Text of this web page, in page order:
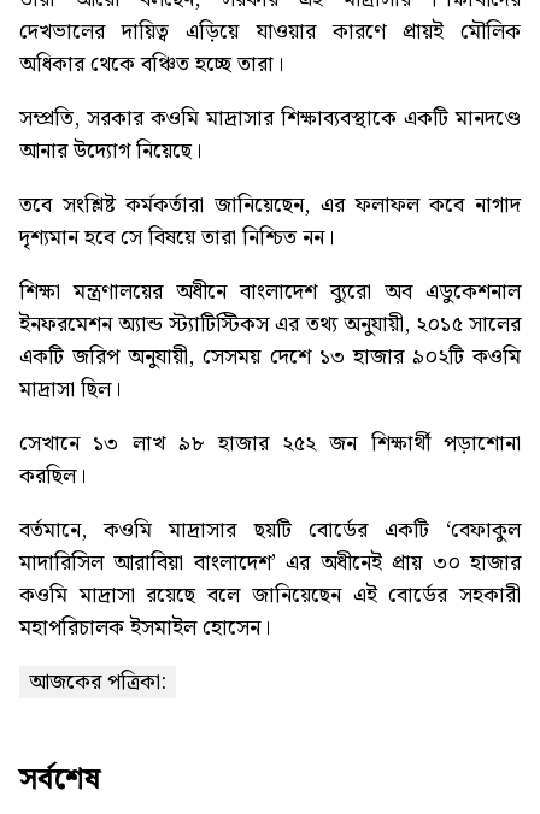
দেখভালের দায়িত্ব এড়িয়ে যাওয়ার কারণে প্রায়ই মৌলিক
অধিকার থেকে বঞ্চিত হচ্ছে তারা।
সম্প্রতি, সরকার কওমি মাদ্রাসার শিক্ষাব্যবস্থাকে একটি মানদণ্ডে
আনার উদ্যোগ নিয়েছে।
তবে সংশ্লিষ্ট কর্মকর্তারা জানিয়েছেন, এর ফলাফল কবে নাগাদ
দৃশ্যমান হবে সে বিষয়ে তারা নিশ্চিত নন।
শিক্ষা মন্ত্রণালয়ের অধীনে বাংলাদেশ ব্যুরো অব এডুকেশনাল
ইনফরমেশন অ্যান্ড স্ট্যাটিস্টিকস এর তথ্য অনুযায়ী, ২০১৫ সালের
একটি জরিপ অনুযায়ী, সেসময় দেশে ১৩ হাজার ৯০২টি কওমি
মাদ্রাসা ছিল।
সেখানে ১৩ লাখ ৯৮ হাজার ২৫২ জন শিক্ষার্থী পড়াশোনা
করছিল।
বর্তমানে, কওমি মাদ্রাসার ছয়টি বোর্ডের একটি ‘বেফাকুল
মাদারিসিল আরাবিয়া বাংলাদেশ’ এর অধীনেই প্রায় ৩০ হাজার
কওমি মাদ্রাসা রয়েছে বলে জানিয়েছেন এই বোর্ডের সহকারী
মহাপরিচালক ইসমাইল হোসেন।
আজকের পত্রিকা:
সর্বশেষ